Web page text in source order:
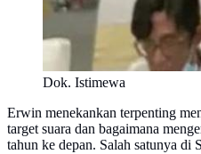
Dok. Istimewa
Erwin menekankan terpenting
target suara dan bagaimana
tahun ke depan. Salah satunya di